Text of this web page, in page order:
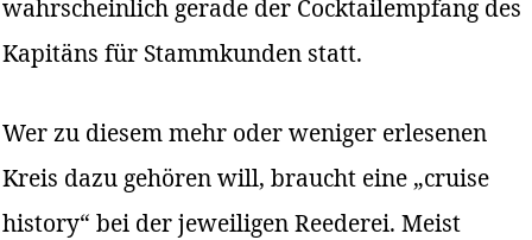
wahrscheinlich gerade der Cocktailempfang des
Kapitäns für Stammkunden statt.
Wer zu diesem mehr oder weniger erlesenen
Kreis dazu gehören will, braucht eine „cruise
history“ bei der jeweiligen Reederei. Meist